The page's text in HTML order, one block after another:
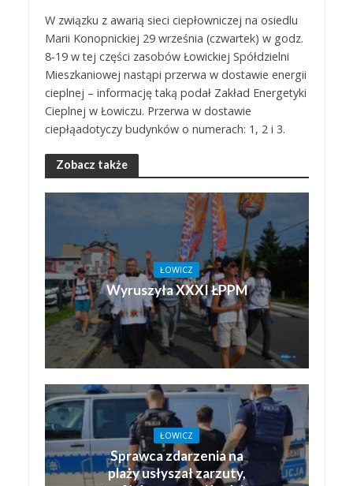
W związku z awarią sieci ciepłowniczej na osiedlu
Marii Konopnickiej 29 września (czwartek) w godz.
8-19 w tej części zasobów Łowickiej Spółdzielni
Mieszkaniowej nastąpi przerwa w dostawie energii
cieplnej – informację taką podał Zakład Energetyki
Cieplnej w Łowiczu. Przerwa w dostawie
ciepłąadotyczy budynków o numerach: 1, 2 i 3.
Zobacz także
ŁOWICZ
Wyruszyła XXXI ŁPPM
ŁOWICZ
Sprawca zdarzenia na
plaży usłyszał zarzuty,